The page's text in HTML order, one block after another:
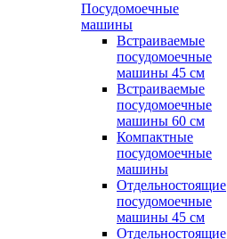
Посудомоечные
машины
Встраиваемые
посудомоечные
машины 45 см
Встраиваемые
посудомоечные
машины 60 см
Компактные
посудомоечные
машины
Отдельностоящие
посудомоечные
машины 45 см
Отдельностоящие